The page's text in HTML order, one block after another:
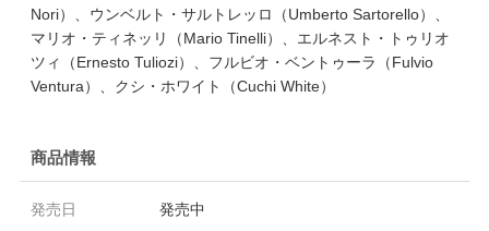
Nori）、ウンベルト・サルトレッロ（Umberto Sartorello）、
マリオ・ティネッリ（Mario Tinelli）、エルネスト・トゥリオ
ツィ（Ernesto Tuliozi）、フルビオ・ベントゥーラ（Fulvio
Ventura）、クシ・ホワイト（Cuchi White）
商品情報
発売日
発売中